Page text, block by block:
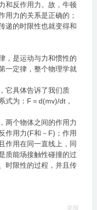
和反作用力。故，牛顿
用力的关系是正确的；
递的时限性也就变得和
，是运动与力和惯性的
一定律，整个物理学就
它具体告诉了我们质
式为：F＝d(mv)/dt，
两个物体之间的作用力
作用力(F和－F)；作用
作用在同一直线上，同
质能场接触性碰撞的过
时限性的过程，并且传
举报